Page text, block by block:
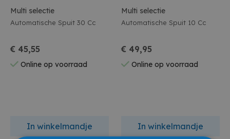
Multi selectie
Automatische Spuit 30 Cc
€ 45,55
Online op voorraad
In winkelmandje
Multi selectie
Automatische Spuit 10 Cc
€ 49,95
Online op voorraad
In winkelmandje